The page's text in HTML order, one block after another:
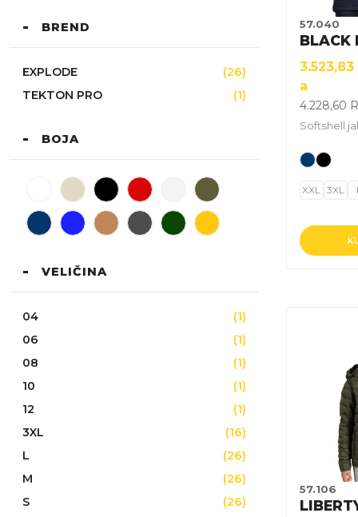
BREND
EXPLODE
(26)
TEKTON PRO
(1)
BOJA
VELIČINA
04
(1)
06
(1)
08
(1)
10
(1)
12
(1)
3XL
(16)
L
(26)
M
(26)
S
(26)
57.040
BLACK
3.523,83
a
4.228,60
Softshell
izabrane
na
XXL 3XL
57.106
varijanti.
Opcije
mogu
izabrane
na